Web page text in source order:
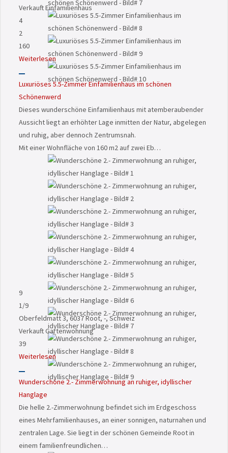
VerkauftEinfamilienhaus
4
2
160
Weiterlesen
Luxuriöses 5.5-Zimmer Einfamilienhaus im schönen
Schönenwerd
Dieses wunderschöne Einfamilienhaus mit atemberaubender
Aussicht liegt an erhöhter Lage inmitten der Natur, abgelegen
und ruhig, aber dennoch Zentrumsnah.
Mit einer Wohnfläche von 160 m2 auf zwei Eb…
9
1/9
Oberfeldmatt 3, 6037 Root, -, Schweiz
VerkauftGartenwohnung
39
Weiterlesen
Wunderschöne 2.- Zimmerwohnung an ruhiger, idyllischer
Hanglage
Die helle 2.-Zimmerwohnung befindet sich im Erdgeschoss
eines Mehrfamilienhauses, an einer sonnigen, naturnahen und
zentralen Lage. Sie liegt in der schönen Gemeinde Root in
einem familienfreundlichen…